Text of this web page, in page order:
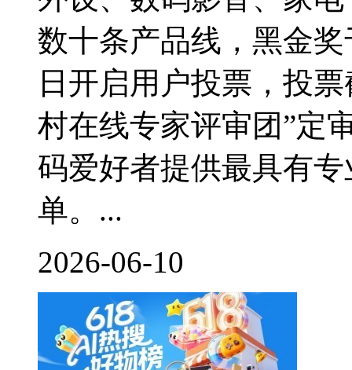
数十条产品线，黑金
日开启用户投票，投
村在线专家评审团”定
码爱好者提供最具有
单。...
2026-06-10